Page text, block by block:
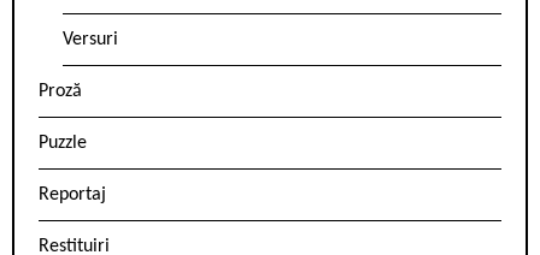
Versuri
Proză
Puzzle
Reportaj
Restituiri